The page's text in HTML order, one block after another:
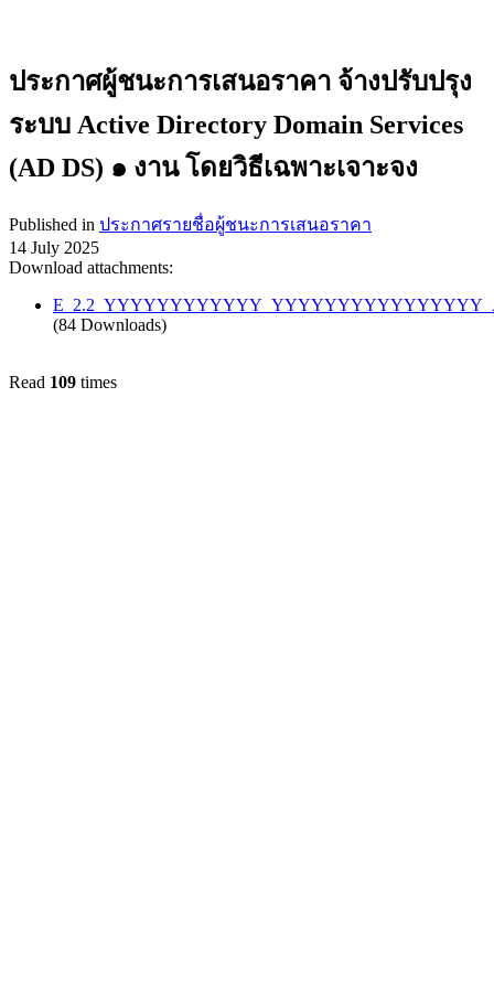
ประกาศผู้ชนะการเสนอราคา จ้างปรับปรุง
ระบบ Active Directory Domain Services
(AD DS) ๑ งาน โดยวิธีเฉพาะเจาะจง
Published in ประกาศรายชื่อผู้ชนะการเสนอราคา
14 July 2025
Download attachments:
(84 Downloads)
Read 109 times